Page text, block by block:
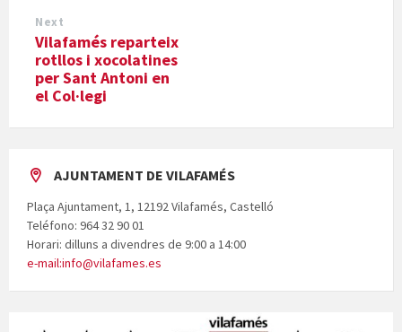
Next
Vilafamés reparteix
rotllos i xocolatines
per Sant Antoni en
el Col·legi
AJUNTAMENT DE VILAFAMÉS
Plaça Ajuntament, 1, 12192 Vilafamés, Castelló
Teléfono: 964 32 90 01
Horari: dilluns a divendres de 9:00 a 14:00
e-mail:info@vilafames.es